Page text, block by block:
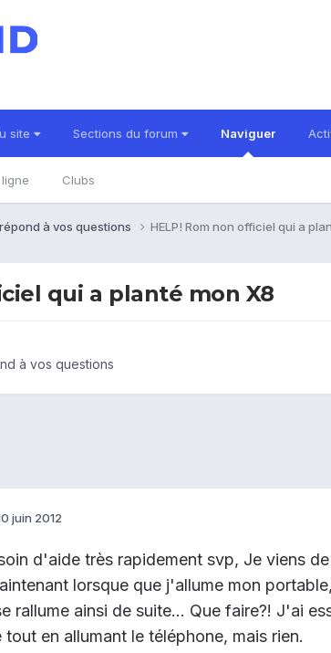
site Sections du forum Naviguer
Clubs
à vos questions HELP! Rom non officiel qui a
qui a planté mon X8
à vos questions
juin 2012
d'aide très rapidement svp, Je viens
lorsque que j'allume mon
rallume ainsi de suite... Que faire?! J'ai
tout en allumant le téléphone, mais rien.